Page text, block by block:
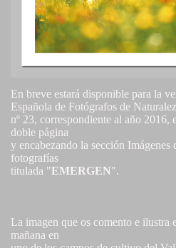
En breve estará disponible para la
Española de Fotógrafos de
nº 23, correspondiente al año 2016,
doble página
y encabezando la sección Imágenes
fotografías
titulada "EMERGEN".
La imagen que os comento e ilustra
mañana en